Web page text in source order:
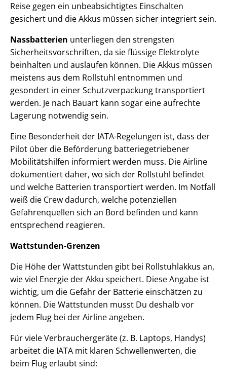
Reise gegen ein unbeabsichtigtes Einschalten
gesichert und die Akkus müssen sicher integriert sein.
Nassbatterien unterliegen den strengsten
Sicherheitsvorschriften, da sie flüssige Elektrolyte
beinhalten und auslaufen können. Die Akkus müssen
meistens aus dem Rollstuhl entnommen und
gesondert in einer Schutzverpackung transportiert
werden. Je nach Bauart kann sogar eine aufrechte
Lagerung notwendig sein.
Eine Besonderheit der IATA-Regelungen ist, dass der
Pilot über die Beförderung batteriegetriebener
Mobilitätshilfen informiert werden muss. Die Airline
dokumentiert daher, wo sich der Rollstuhl befindet
und welche Batterien transportiert werden. Im Notfall
weiß die Crew dadurch, welche potenziellen
Gefahrenquellen sich an Bord befinden und kann
entsprechend reagieren.
Wattstunden-Grenzen
Die Höhe der Wattstunden gibt bei Rollstuhlakkus an,
wie viel Energie der Akku speichert. Diese Angabe ist
wichtig, um die Gefahr der Batterie einschätzen zu
können. Die Wattstunden musst Du deshalb vor
jedem Flug bei der Airline angeben.
Für viele Verbrauchergeräte (z. B. Laptops, Handys)
arbeitet die IATA mit klaren Schwellenwerten, die
beim Flug erlaubt sind: